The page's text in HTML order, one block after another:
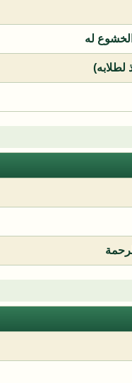
له
لطلابه)